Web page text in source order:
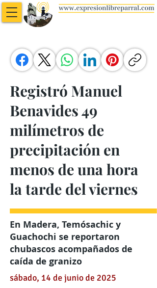
Registró Manuel
Benavides 49
milímetros de
precipitación en
menos de una hora
la tarde del viernes
En Madera, Temósachic y
Guachochi se reportaron
chubascos acompañados de
caída de granizo
sábado, 14 de junio de 2025